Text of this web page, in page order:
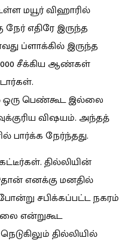
மயூர் விஹாரில்
எதிரே இருந்த
ப்ளாக்கில் இருந்த
சீக்கிய ஆண்கள்
ஒரு பெண்கூட இல்லை
விஷயம். அந்தத்
பார்க்க நேர்ந்தது.
தில்லியின்
எனக்கு மனதில்
போன்று சபிக்கப்பட்ட நகரம்
என்றுகூட
தில்லியில்